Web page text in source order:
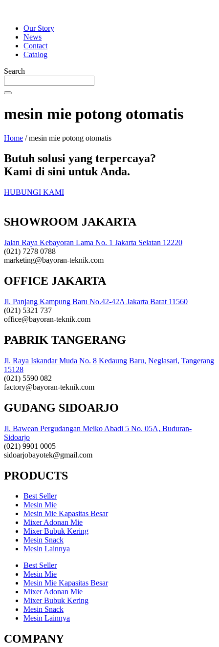
Our Story
News
Contact
Catalog
Search
mesin mie potong otomatis
Home /mesin mie potong otomatis
Butuh solusi yang terpercaya?
Kami di sini untuk Anda.
HUBUNGI KAMI
SHOWROOM JAKARTA
Jalan Raya Kebayoran Lama No. 1 Jakarta Selatan 12220
(021) 7278 0788
marketing@bayoran-teknik.com
OFFICE JAKARTA
Jl. Panjang Kampung Baru No.42-42A Jakarta Barat 11560
(021) 5321 737
office@bayoran-teknik.com
PABRIK TANGERANG
Jl. Raya Iskandar Muda No. 8 Kedaung Baru, Neglasari, Tangerang
15128
(021) 5590 082
factory@bayoran-teknik.com
GUDANG SIDOARJO
Jl. Bawean Pergudangan Meiko Abadi 5 No. 05A, Buduran-
Sidoarjo
(021) 9901 0005
sidoarjobayotek@gmail.com
PRODUCTS
Best Seller
Mesin Mie
Mesin Mie Kapasitas Besar
Mixer Adonan Mie
Mixer Bubuk Kering
Mesin Snack
Mesin Lainnya
Best Seller
Mesin Mie
Mesin Mie Kapasitas Besar
Mixer Adonan Mie
Mixer Bubuk Kering
Mesin Snack
Mesin Lainnya
COMPANY